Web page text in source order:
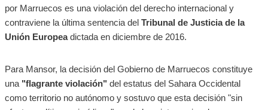
por Marruecos es una violación del derecho internacional y
contraviene la última sentencia del Tribunal de Justicia de la
Unión Europeadictada en diciembre de 2016.
Para Mansor, la decisión del Gobierno de Marruecos constituye
una "flagrante violación" del estatus del Sahara Occidental
como territorio no autónomo y sostuvo que esta decisión "sin